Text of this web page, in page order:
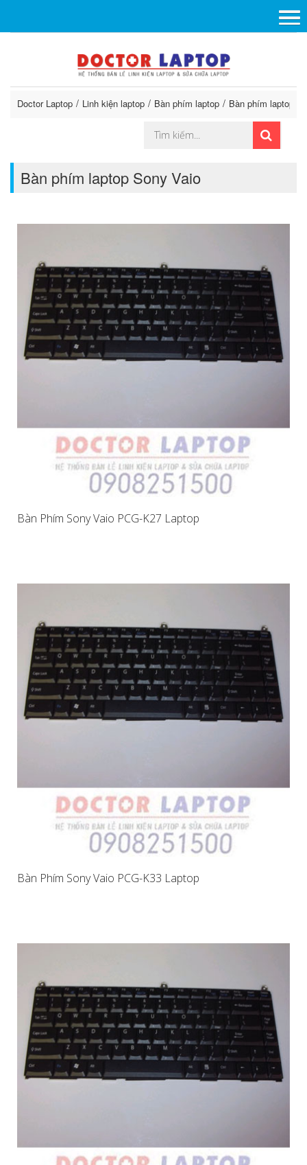
Doctor Laptop Linh kiện laptop Bàn phím laptop Bàn phím laptop
Bàn phím laptop Sony Vaio
Bàn Phím Sony Vaio PCG-K27 Laptop
Bàn Phím Sony Vaio PCG-K33 Laptop